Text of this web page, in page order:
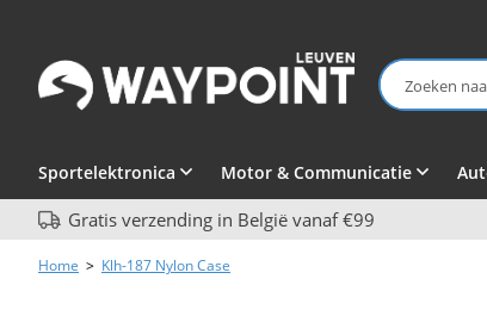
Sportelektronica Motor & Communicatie
Gratis verzending in België vanaf €99
Home > Klh-187 Nylon Case